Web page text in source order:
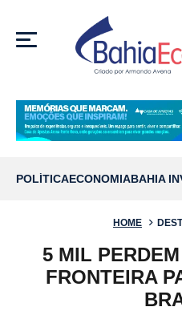
MENU
POLÍTICAECONOMIABAHIA
HOME
5 MIL
FRONTEIRA